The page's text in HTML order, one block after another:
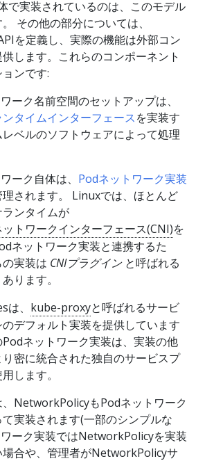
で実装されているのは、このモデル
その他の部分については、
を定義し、実際の機能は外部コン
します。これらのコンポーネント
ンです:
ーク名前空間のセットアップは、
タイムインターフェースを実装す
ベルのソフトウェアによって処理
ーク自体は、 Podネットワーク実装
されます。 Linuxでは、ほとんど
ンタイムが
トワークインターフェース(CNI)を
ネットワーク実装と連携するた
実装は CNIプラグインと呼ばれる
ります。
、 kube-proxyと呼ばれるサービ
デフォルト実装を提供しています
ネットワーク実装は、実装の他
密に統合された独自のサービスプ
します。
NetworkPolicyもPodネットワーク
実装されます(一部のシンプルな
ーク実装ではNetworkPolicyを実装
場合や、管理者がNetworkPolicyサ